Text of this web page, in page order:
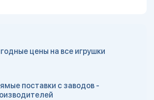
цены на все игрушки
поставки с заводов -